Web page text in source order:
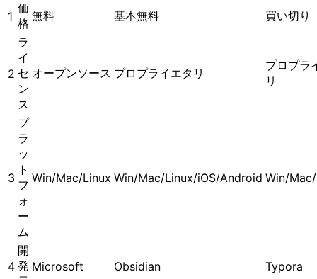
1
価
格
無料 基本無料 買い切り
2
ラ
イ
セ
ン
ス
オープンソース プロプライエタリ
プロプラ
リ
3
プ
ラ
ッ
ト
フ
ォ
ー
ム
Win/Mac/Linux Win/Mac/Linux/iOS/Android Win/
4
開
発 Microsoft Obsidian Typora